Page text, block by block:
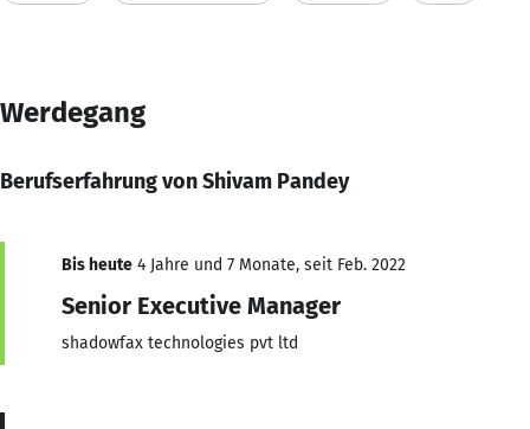
Werdegang
Berufserfahrung von Shivam Pandey
Bis heute 4 Jahre und 7 Monate, seit Feb. 2022
Senior Executive Manager
shadowfax technologies pvt ltd